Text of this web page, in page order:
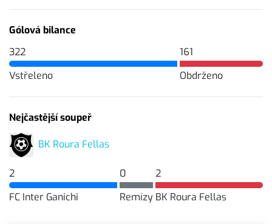
Gólová bilance
322
Vstřeleno
161
Obdrženo
Nejčastější soupeř
BK Roura Fellas
2
FC Inter Ganichi
0
Remízy
2
BK Roura Fellas